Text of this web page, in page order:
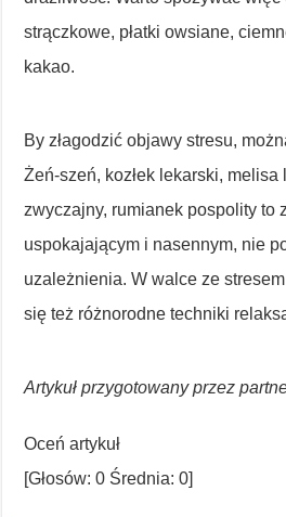
strączkowe, płatki owsiane,
kakao.
By złagodzić objawy stresu,
Żeń-szeń, kozłek lekarski,
zwyczajny, rumianek pospolity to
uspokajającym i nasennym, nie
uzależnienia. W walce ze
się też różnorodne techniki
Artykuł przygotowany przez
Oceń artykuł
[Głosów:0 Średnia:0]